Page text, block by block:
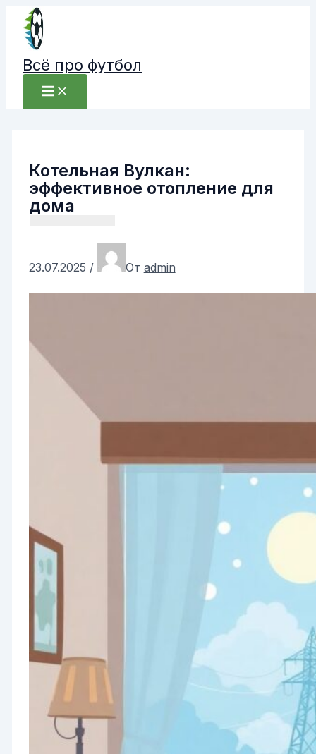
Перейти
содержимому
Всё про футбол
Котельная Вулкан:
эффективное отопление для
дома
23.07.2025 / От admin